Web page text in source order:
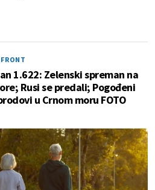
1.622: Zelenski spreman na
Rusi se predali; Pogođeni
u Crnom moru FOTO